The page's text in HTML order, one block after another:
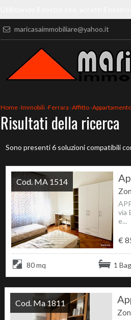
maricasaimmobiliare@yahoo.it
Home ›Immobili ›Ferrara ›Affitto ›Appartamento
Risultati della ricerca
Sono presenti 6 soluzioni compatibili
via
e...
€
Cod. MA 1514
80 mq 1
Cod. Ma 1811